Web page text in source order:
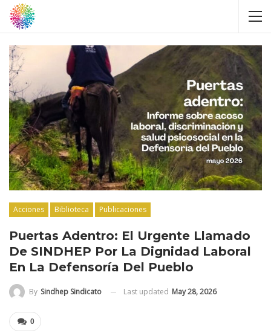
Acciones Biblioteca Publicaciones
Puertas Adentro: El Urgente Llamado
De SINDHEP Por La Dignidad Laboral
En La Defensoría Del Pueblo
By Sindhep Sindicato Last updated May 28, 2026
0